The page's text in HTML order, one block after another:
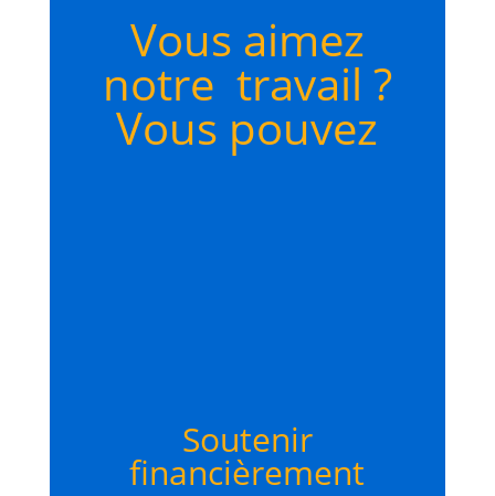
Vous aimez
notre travail ?
Vous pouvez
Soutenir
financièrement